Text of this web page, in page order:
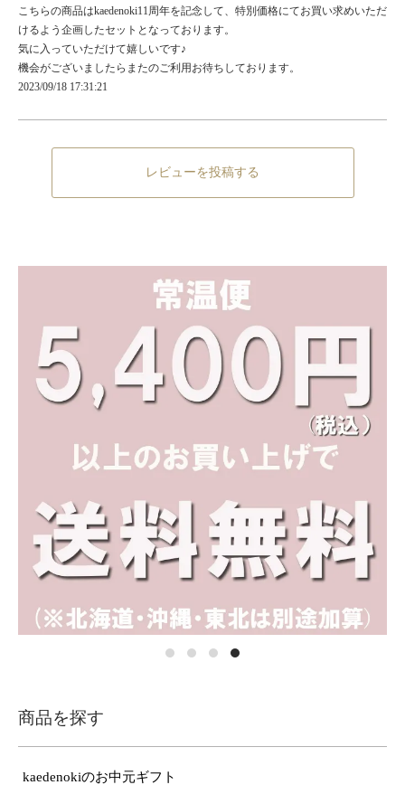
こちらの商品はkaedenoki11周年を記念して、特別価格にてお買い求めいただ
けるよう企画したセットとなっております。
気に入っていただけて嬉しいです♪
機会がございましたらまたのご利用お待ちしております。
2023/09/18 17:31:21
レビューを投稿する
商品を探す
kaedenokiのお中元ギフト